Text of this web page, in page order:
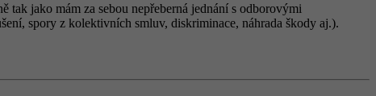
tak jako mám za sebou nepřeberná jednání s odborovými
spory z kolektivních smluv, diskriminace, náhrada škody aj.).